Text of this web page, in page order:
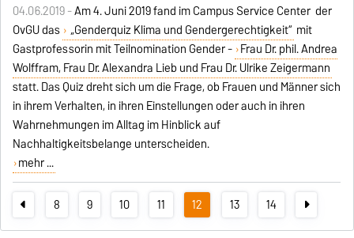
04.06.2019 -Am 4. Juni 2019 fand im Campus Service Center der
OvGU das „Genderquiz Klima und Gendergerechtigkeit“ mit
Gastprofessorin mit Teilnomination Gender - Frau Dr. phil. Andrea
Wolffram, Frau Dr. Alexandra Lieb und Frau Dr. Ulrike Zeigermann
statt. Das Quiz dreht sich um die Frage, ob Frauen und Männer sich
in ihrem Verhalten, in ihren Einstellungen oder auch in ihren
Wahrnehmungen im Alltag im Hinblick auf
Nachhaltigkeitsbelange unterscheiden.
mehr ...
8 9 10 11 12 13 14